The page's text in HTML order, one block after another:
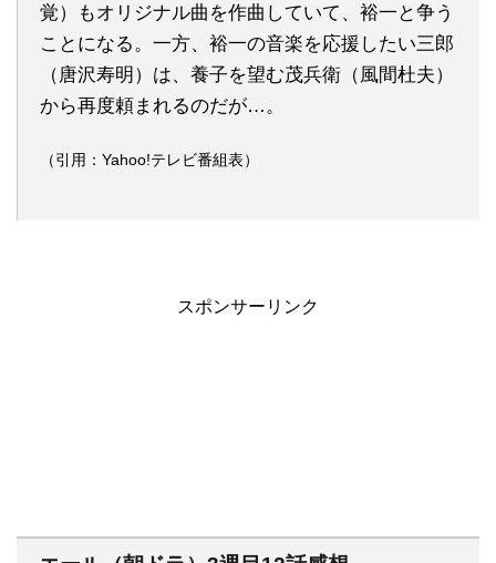
覚）もオリジナル曲を作曲していて、裕一と争う
ことになる。一方、裕一の音楽を応援したい三郎
（唐沢寿明）は、養子を望む茂兵衛（風間杜夫）
から再度頼まれるのだが…。
（引用：Yahoo!テレビ番組表）
スポンサーリンク